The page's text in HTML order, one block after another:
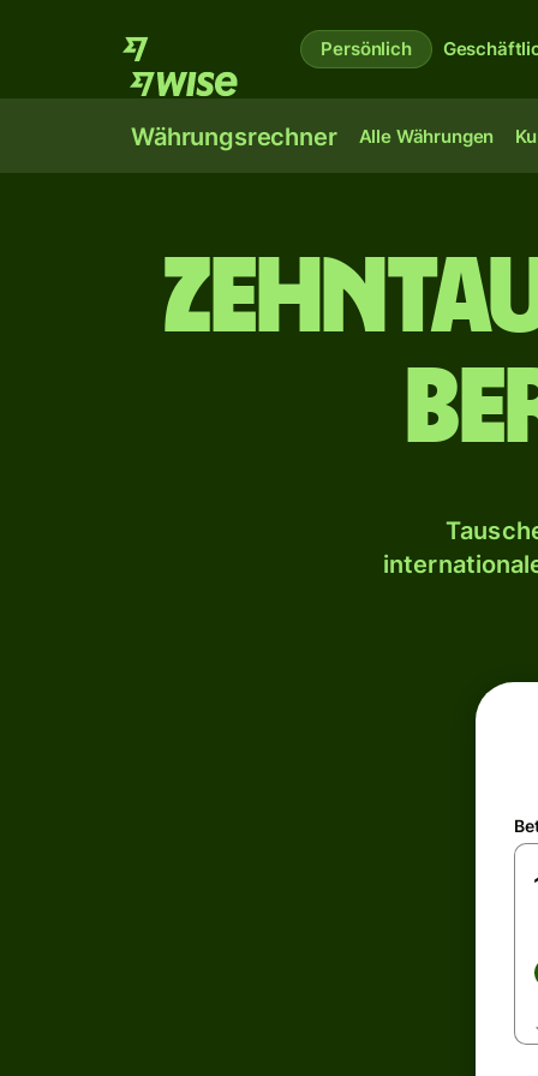
Persönlich
Währungsrechner Alle Währungen